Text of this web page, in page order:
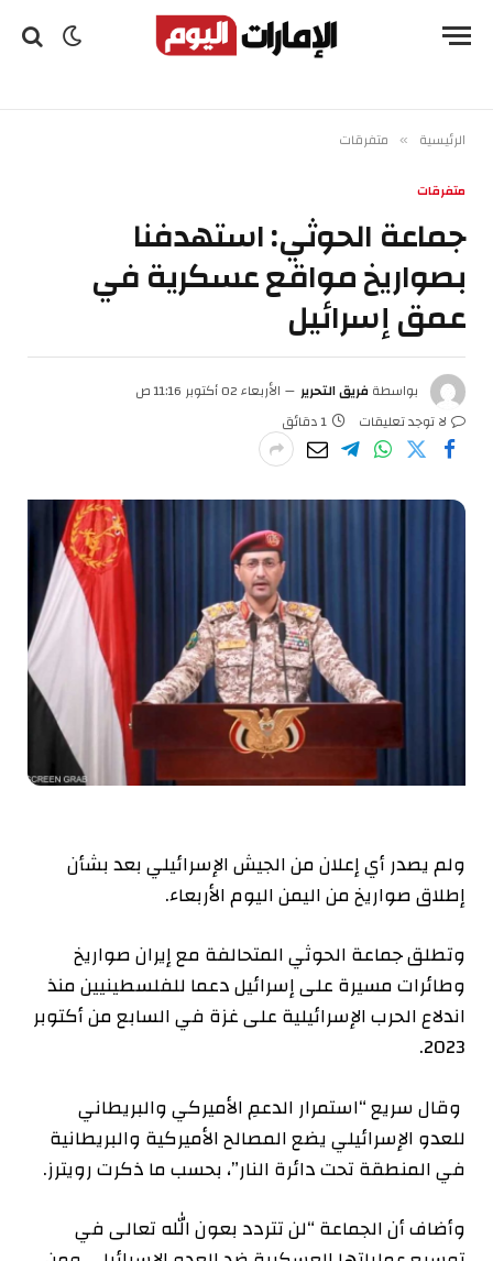
الرئيسية » متفرقات
متفرقات
جماعة الحوثي: استهدفنا
بصواريخ مواقع عسكرية في
عمق إسرائيل
بواسطةفريق التحرير
الأربعاء 02 أكتوبر 11:16 ص
لا توجد تعليقات
1 دقائق
ولم يصدر أي إعلان من الجيش الإسرائيلي بعد بشأن
إطلاق صواريخ من اليمن اليوم الأربعاء.
وتطلق جماعة الحوثي المتحالفة مع إيران صواريخ
وطائرات مسيرة على إسرائيل دعما للفلسطينيين منذ
اندلاع الحرب الإسرائيلية على غزة في السابع من أكتوبر
2023.
وقال سريع “استمرار الدعمِ الأميركي والبريطاني
للعدو الإسرائيلي يضع المصالح الأميركية والبريطانية
في المنطقة تحت دائرة النار”، بحسب ما ذكرت رويترز.
وأضاف أن الجماعة “لن تتردد بعون الله تعالى في